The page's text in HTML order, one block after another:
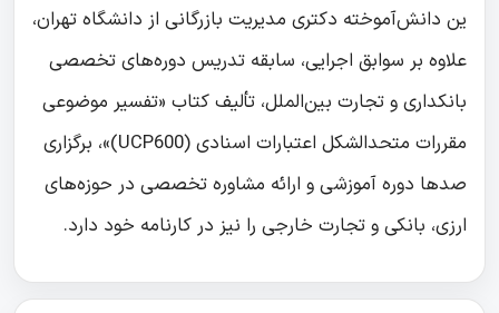
ین دانش‌آموخته دکتری مدیریت بازرگانی از دانشگاه تهران،
علاوه بر سوابق اجرایی، سابقه تدریس دوره‌های تخصصی
بانکداری و تجارت بین‌الملل، تألیف کتاب «تفسیر موضوعی
مقررات متحدالشکل اعتبارات اسنادی (UCP600)»، برگزاری
صدها دوره آموزشی و ارائه مشاوره تخصصی در حوزه‌های
ارزی، بانکی و تجارت خارجی را نیز در کارنامه خود دارد.